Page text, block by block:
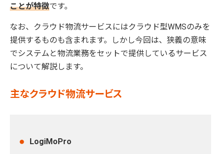
ことが特徴です。
なお、クラウド物流サービスにはクラウド型WMSのみを
提供するものも含まれます。しかし今回は、狭義の意味
でシステムと物流業務をセットで提供しているサービス
について解説します。
主なクラウド物流サービス
LogiMoPro